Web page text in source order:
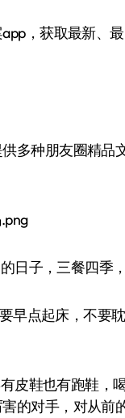
，获取最新、
多种朋友圈精品
子，三餐四季，
点起床，不要
鞋也有跑鞋，
的对手，对从前